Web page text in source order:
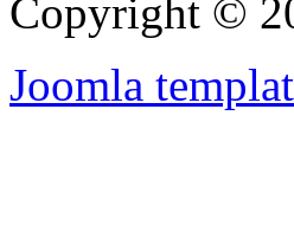
Copyright ©
Joomla